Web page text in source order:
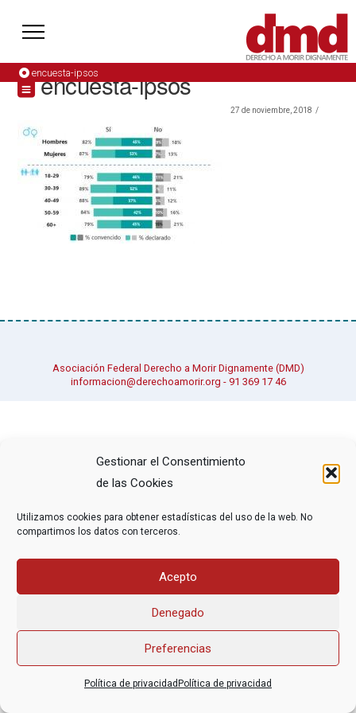
Gestionar el Consentimiento
de las Cookies
Utilizamos cookies para obtener estadísticas del uso de la web. No
compartimos los datos con terceros.
Acepto
Denegado
Preferencias
Política de privacidad Política de privacidad
encuesta-ipsos
encuesta-ipsos
27 de noviembre, 2018
Asociación Federal Derecho a Morir Dignamente (DMD)
informacion@derechoamorir.org - 91 369 17 46